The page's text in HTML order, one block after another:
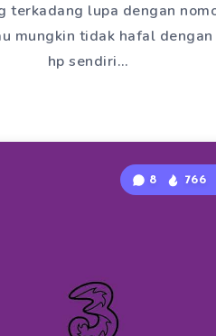
terkadang lupa dengan
mungkin tidak hafal dengan
hp sendiri…
8 766